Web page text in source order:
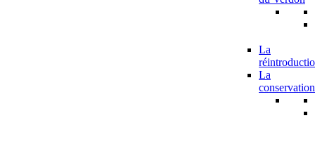
La
La
conservation